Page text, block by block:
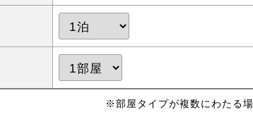
※部屋タイプが複数にわたる